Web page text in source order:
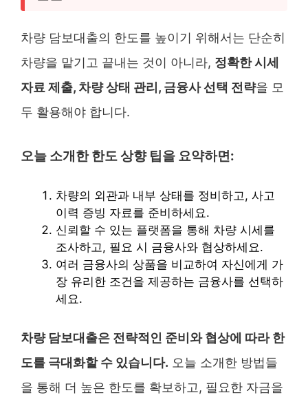
차량 담보대출의 한도를 높이기 위해서는 단순히
차량을 맡기고 끝내는 것이 아니라, 정확한 시세
자료 제출, 차량 상태 관리, 금융사 선택 전략을 모
두 활용해야 합니다.
오늘 소개한 한도 상향 팁을 요약하면:
차량의 외관과 내부 상태를 정비하고, 사고
이력 증빙 자료를 준비하세요.
신뢰할 수 있는 플랫폼을 통해 차량 시세를
조사하고, 필요 시 금융사와 협상하세요.
여러 금융사의 상품을 비교하여 자신에게 가
장 유리한 조건을 제공하는 금융사를 선택하
세요.
차량 담보대출은 전략적인 준비와 협상에 따라 한
도를 극대화할 수 있습니다. 오늘 소개한 방법들
을 통해 더 높은 한도를 확보하고, 필요한 자금을